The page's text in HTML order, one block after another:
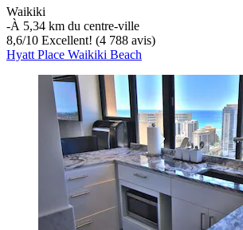
Waikiki
‐À 5,34 km du centre-ville
8,6/10 Excellent! (4 788 avis)
Hyatt Place Waikiki Beach